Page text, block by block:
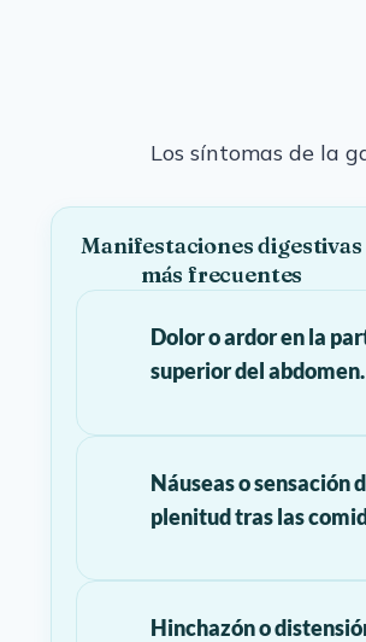
Los síntomas de la
Manifestaciones digestivas
más frecuentes
Dolor o ardor en la
superior del abdomen.
Náuseas o sensación
plenitud tras las
Hinchazón o